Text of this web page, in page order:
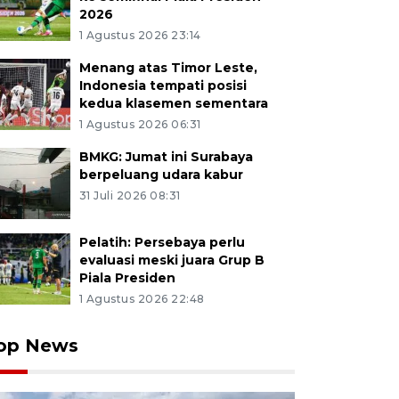
2026
1 Agustus 2026 23:14
Menang atas Timor Leste,
Indonesia tempati posisi
kedua klasemen sementara
1 Agustus 2026 06:31
BMKG: Jumat ini Surabaya
berpeluang udara kabur
31 Juli 2026 08:31
Pelatih: Persebaya perlu
evaluasi meski juara Grup B
Piala Presiden
1 Agustus 2026 22:48
News